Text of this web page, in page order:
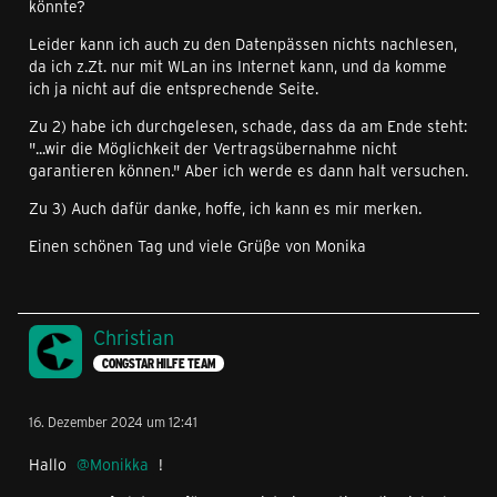
könnte?
Leider kann ich auch zu den Datenpässen nichts nachlesen,
da ich z.Zt. nur mit WLan ins Internet kann, und da komme
ich ja nicht auf die entsprechende Seite.
Zu 2) habe ich durchgelesen, schade, dass da am Ende steht:
"...wir die Möglichkeit der Vertragsübernahme nicht
garantieren können." Aber ich werde es dann halt versuchen.
Zu 3) Auch dafür danke, hoffe, ich kann es mir merken.
Einen schönen Tag und viele Grüße von Monika
Christian
CONGSTAR HILFE TEAM
16. Dezember 2024 um 12:41
Hallo Monikka !